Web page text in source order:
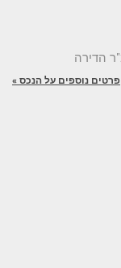
פרטים נוספים על הנכס »